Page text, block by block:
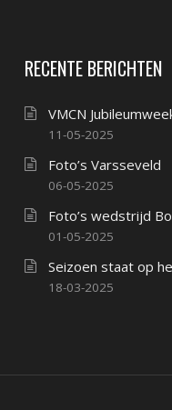
RECENTE BERICHTEN
VMCN
11-05-2025
Foto’s Varsseveld
06-05-2025
Foto’s wedstrijd
01-05-2025
Seizoen staat op
18-03-2025